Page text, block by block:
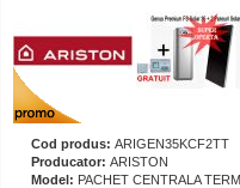
Cod produs: ARIGEN35KCF2TT
Producator: ARISTON
Model: PACHET CENTRALA